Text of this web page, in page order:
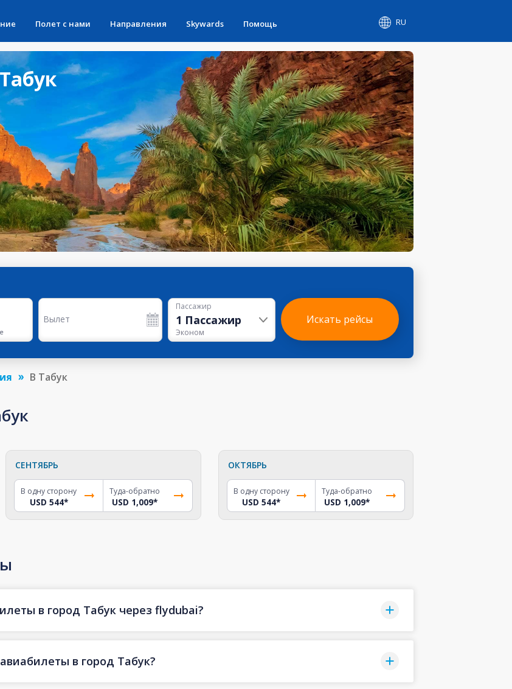
Полет с нами Направления Skywards Помощь RU
Вылет
Пассажир
1 Пассажир
Эконом
Искать рейсы
В Табук
СЕНТЯБРЬ
В одну сторону
USD 544*
Туда-обратно
USD 1,009*
ОКТЯБРЬ
В одну сторону
USD 544*
Туда-обратно
USD 1,009*
в город Табук через flydubai?
в город Табук?